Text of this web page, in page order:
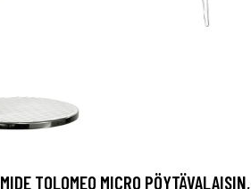
TOLOMEO MICRO PÖYTÄVALAISIN,